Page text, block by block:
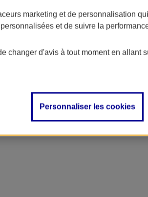
marketing et de personnalisation
et de suivre la
changer d'avis à tout moment en allant
Personnaliser les cookies